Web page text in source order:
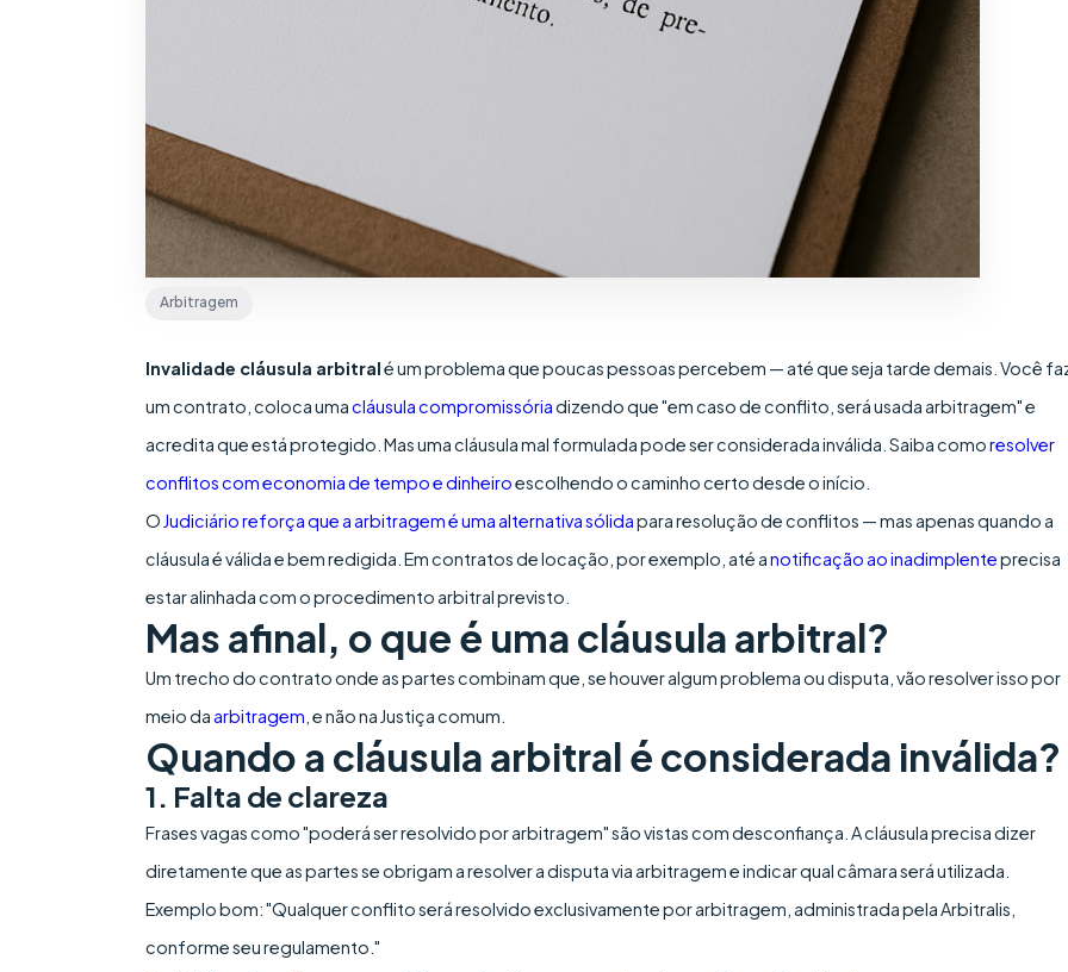
Arbitragem
Invalidade cláusula arbitralé um problema que poucas pessoas percebem — até que seja tarde demais. Você
um contrato, coloca umacláusula compromissóriadizendo que "em caso de conflito, será usada arbitragem" e
acredita que está protegido. Mas uma cláusula mal formulada pode ser considerada inválida. Saiba comoresolver
conflitos com economia de tempo e dinheiroescolhendo o caminho certo desde o início.
O Judiciário reforça que a arbitragem é uma alternativa sólidapara resolução de conflitos — mas apenas quando a
cláusula é válida e bem redigida. Em contratos de locação, por exemplo, até anotificação ao inadimplenteprecisa
estar alinhada com o procedimento arbitral previsto.
Mas afinal, o que é uma cláusula arbitral?
Um trecho do contrato onde as partes combinam que, se houver algum problema ou disputa, vão resolver isso por
meio da arbitragem , e não na Justiça comum.
Quando a cláusula arbitral é considerada inválida?
1. Falta de clareza
Frases vagas como "poderá ser resolvido por arbitragem" são vistas com desconfiança. A cláusula precisa dizer
diretamente que as partes se obrigam a resolver a disputa via arbitragem e indicar qual câmara será utilizada.
Exemplo bom: "Qualquer conflito será resolvido exclusivamente por arbitragem, administrada pela Arbitralis,
conforme seu regulamento."